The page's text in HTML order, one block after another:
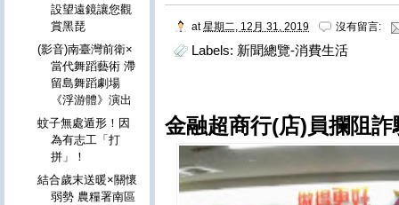
at星期二, 12月 31, 2019 沒有留言:
Labels: 新聞總覽-消費生活
金融超商行(店)員攔阻
設望遠鏡讓您觀
賞黑琵
(影音)南臺灣前衛×
當代舞蹈藝術 滯
留島舞蹈劇場
《浮游體》演出
蚊子無處遁形！因
為有志工「打
拼」！
結合歲末送暖×關懷
弱勢 農糧署南區